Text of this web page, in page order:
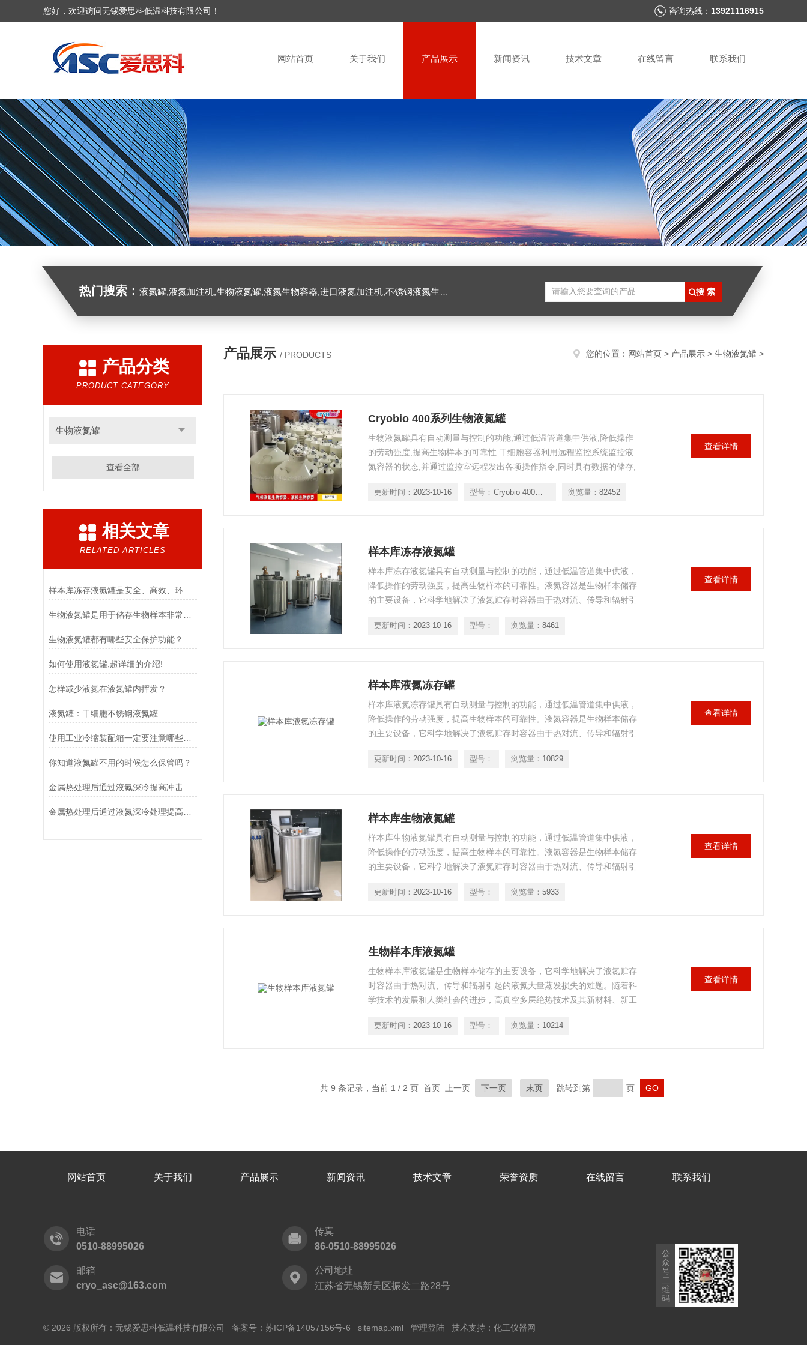
您好，欢迎访问无锡爱思科低温科技有限公司！ 咨询热线： 13921116915
网站首页 关于我们 产品展示 新闻资讯 技术文章 在线留言 联系我们
热门搜索： 液氮罐,液氮加注机,生物液氮罐,液氮生物容器,进口液氮加注机,不锈钢液氮生物容器
产品分类
PRODUCT CATEGORY
生物液氮罐
查看全部
相关文章
RELATED ARTICLES
样本库冻存液氮罐是安全、高效、环保的冻存解决方案
生物液氮罐都有哪些安全保护功能？
如何使用液氮罐,超详细的介绍!
怎样减少液氮在液氮罐内挥发？
液氮罐：干细胞不锈钢液氮罐
使用工业冷缩装配箱一定要注意哪些事情
你知道液氮罐不用的时候怎么保管吗？
金属热处理后通过液氮深冷提高冲击韧性
产品展示 / PRODUCTS 您的位置： 网站首页 > 产品展示 > 生物液氮罐 >
Cryobio 400系列生物液氮罐
生物液氮罐具有自动测量与控制的功能,通过低温管道集中供液,降低操作
的劳动强度,提高生物样本的可靠性.干细胞容器利用远程监控系统监控液
氮容器的状态,并通过监控室远程发出各项操作指令,同时具有数据的储存,
更新时间： 2023-10-16 型号： Cryobio 400系列 浏览量： 82452
查看详情
样本库冻存液氮罐
样本库冻存液氮罐具有自动测量与控制的功能，通过低温管道集中供液，
降低操作的劳动强度，提高生物样本的可靠性。液氮容器是生物样本储存
的主要设备，它科学地解决了液氮贮存时容器由于热对流、传导和辐射引
液位，超高、超低液位报警，超温报警，自动控制补液；有汽相和液相两
更新时间： 2023-10-16 型号： 浏览量： 8461
查看详情
样本库液氮冻存罐
样本库液氮冻存罐具有自动测量与控制的功能，通过低温管道集中供液，
降低操作的劳动强度，提高生物样本的可靠性。液氮容器是生物样本储存
的主要设备，它科学地解决了液氮贮存时容器由于热对流、传导和辐射引
液位，超高、超低液位报警，超温报警，自动控制补液；有汽相和液相两
更新时间： 2023-10-16 型号： 浏览量： 10829
查看详情
样本库生物液氮罐
样本库生物液氮罐具有自动测量与控制的功能，通过低温管道集中供液，
降低操作的劳动强度，提高生物样本的可靠性。液氮容器是生物样本储存
的主要设备，它科学地解决了液氮贮存时容器由于热对流、传导和辐射引
液位，超高、超低液位报警，超温报警，自动控制补液；有汽相和液相两
更新时间： 2023-10-16 型号： 浏览量： 5933
查看详情
生物样本库液氮罐
生物样本库液氮罐是生物样本储存的主要设备，它科学地解决了液氮贮存
时容器由于热对流、传导和辐射引起的液氮大量蒸发损失的难题。随着科
学技术的发展和人类社会的进步，高真空多层绝热技术及其新材料、新工
更新时间： 2023-10-16 型号： 浏览量： 10214
查看详情
共 9 条记录，当前 1 / 2 页 首页 上一页 下一页 末页 跳转到第 页
网站首页 关于我们 产品展示 新闻资讯 技术文章 荣誉资质 在线留言 联系我们
电话
0510-88995026
传真
86-0510-88995026
邮箱
cryo_asc@163.com
公司地址
江苏省无锡新吴区振发二路28号
© 2026 版权所有：无锡爱思科低温科技有限公司 备案号： 苏ICP备14057156号-6 sitemap.xml 管理登陆 技术支持： 化工仪器网
公
众
号
二
维
码